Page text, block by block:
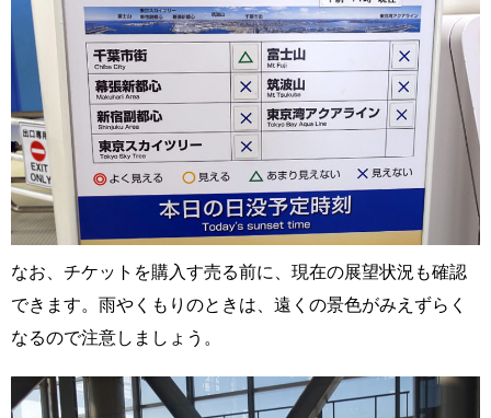
なお、チケットを購入す売る前に、現在の展望状況も確認
できます。雨やくもりのときは、遠くの景色がみえずらく
なるので注意しましょう。